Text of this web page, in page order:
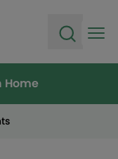
Home